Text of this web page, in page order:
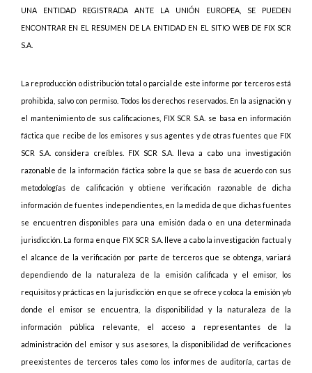
UNA ENTIDAD REGISTRADA ANTE LA UNIÓN EUROPEA, SE PUEDEN
ENCONTRAR EN EL RESUMEN DE LA ENTIDAD EN EL SITIO WEB DE FIX SCR
S.A.
La reproducción o distribución total o parcial de este informe por terceros está
prohibida, salvo con permiso. Todos los derechos reservados. En la asignación y
el mantenimiento de sus calificaciones, FIX SCR S.A. se basa en información
fáctica que recibe de los emisores y sus agentes y de otras fuentes que FIX
SCR S.A. considera creíbles. FIX SCR S.A. lleva a cabo una investigación
razonable de la información fáctica sobre la que se basa de acuerdo con sus
metodologías de calificación y obtiene verificación razonable de dicha
información de fuentes independientes, en la medida de que dichas fuentes
se encuentren disponibles para una emisión dada o en una determinada
jurisdicción. La forma en que FIX SCR S.A. lleve a cabo la investigación factual y
el alcance de la verificación por parte de terceros que se obtenga, variará
dependiendo de la naturaleza de la emisión calificada y el emisor, los
requisitos y prácticas en la jurisdicción en que se ofrece y coloca la emisión y/o
donde el emisor se encuentra, la disponibilidad y la naturaleza de la
información pública relevante, el acceso a representantes de la
administración del emisor y sus asesores, la disponibilidad de verificaciones
preexistentes de terceros tales como los informes de auditoría, cartas de